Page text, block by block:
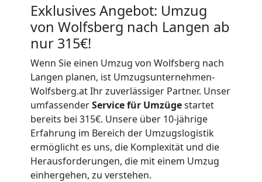
Exklusives Angebot: Umzug
von Wolfsberg nach Langen ab
nur 315€!
Wenn Sie einen Umzug von Wolfsberg nach
Langen planen, ist Umzugsunternehmen-
Wolfsberg.at Ihr zuverlässiger Partner. Unser
umfassenderService für Umzügestartet
bereits bei 315€. Unsere über 10-jährige
Erfahrung im Bereich der Umzugslogistik
ermöglicht es uns, die Komplexität und die
Herausforderungen, die mit einem Umzug
einhergehen, zu verstehen.